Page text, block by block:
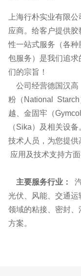
上海行朴实业有限
应商。给客户提供
性一站式服务（各
包服务）是我们追
们的宗旨！
公司经营德国汉高
粉（National
越、金固牢（
（Sika）及相关设
技术人员，为您提供
应用及技术支持方
主要服务行业：
光伏、风能、交通
领域的粘接、密封
方案。